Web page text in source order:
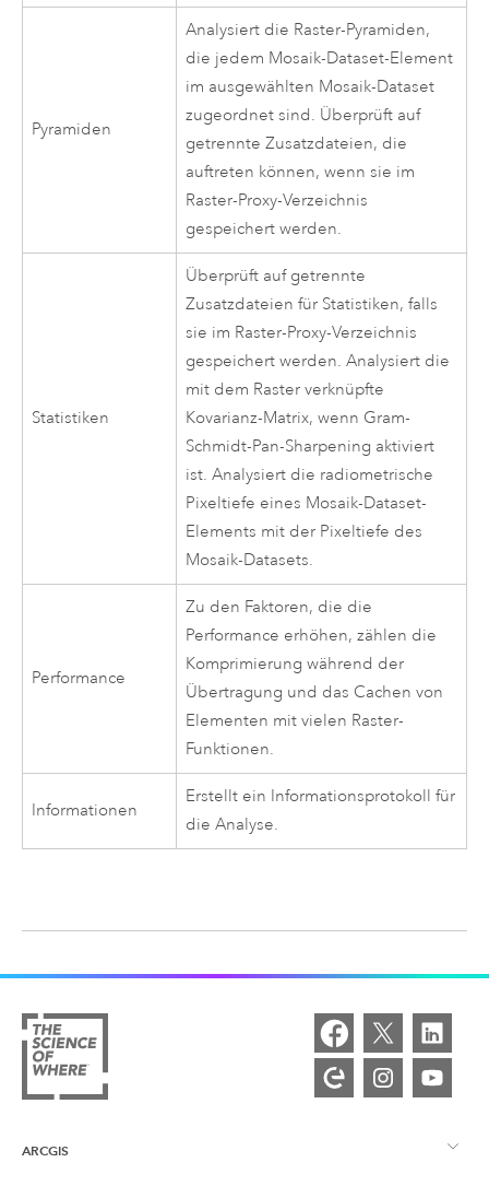
Pyramiden
Analysiert die Raster-Pyramiden,
die jedem Mosaik-Dataset-Element
im ausgewählten Mosaik-Dataset
zugeordnet sind. Überprüft auf
getrennte Zusatzdateien, die
auftreten können, wenn sie im
Raster-Proxy-Verzeichnis
gespeichert werden.
Statistiken
Überprüft auf getrennte
Zusatzdateien für Statistiken, falls
sie im Raster-Proxy-Verzeichnis
gespeichert werden. Analysiert die
mit dem Raster verknüpfte
Kovarianz-Matrix, wenn Gram-
Schmidt-Pan-Sharpening aktiviert
ist. Analysiert die radiometrische
Pixeltiefe eines Mosaik-Dataset-
Elements mit der Pixeltiefe des
Mosaik-Datasets.
Performance
Zu den Faktoren, die die
Performance erhöhen, zählen die
Komprimierung während der
Übertragung und das Cachen von
Elementen mit vielen Raster-
Funktionen.
Informationen
Erstellt ein Informationsprotokoll für
die Analyse.
ARCGIS